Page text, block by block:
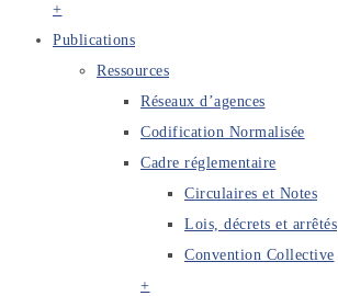
+
Publications
Ressources
Réseaux d’agences
Codification Normalisée
Cadre réglementaire
Circulaires et Notes
Lois, décrets et arrêtés
Convention Collective
+